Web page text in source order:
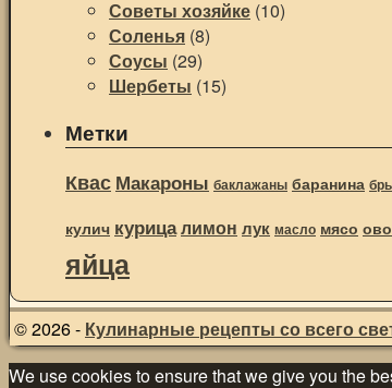
Советы хозяйке (10)
Соленья (8)
Соусы (29)
Шербеты (15)
Метки
Квас Макароны баклажаны баранина
кулич курицалимон лук масло мясо
яйца
© 2026 - Кулинарные рецепты со всего
We use cookies to ensure that we give you the